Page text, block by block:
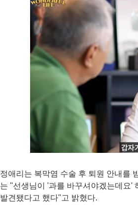
정애리는 복막염 수술 후 퇴원 안내를
는 "선생님이 '과를 바꾸셔야겠는데요'
발견됐다고 했다"고 밝혔다.